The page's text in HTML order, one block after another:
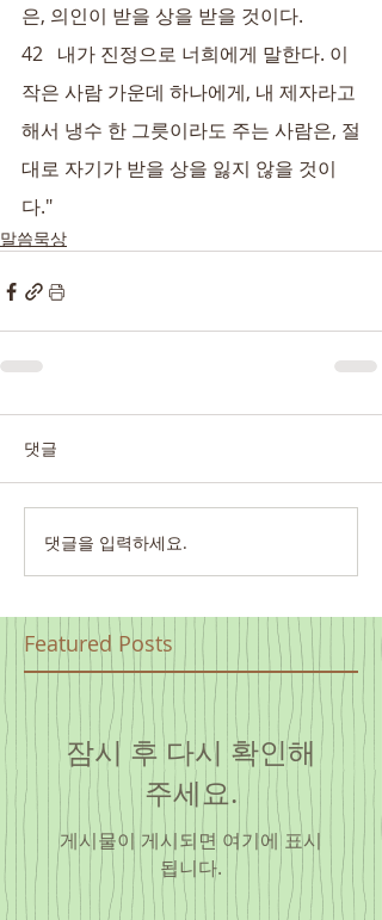
은, 의인이 받을 상을 받을 것이다.
42   내가 진정으로 너희에게 말한다. 이
작은 사람 가운데 하나에게, 내 제자라고
해서 냉수 한 그릇이라도 주는 사람은, 절
대로 자기가 받을 상을 잃지 않을 것이
다."
말씀묵상
댓글
댓글을 입력하세요.
Featured Posts
잠시 후 다시 확인해
주세요.
게시물이 게시되면 여기에 표시
됩니다.